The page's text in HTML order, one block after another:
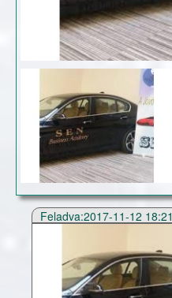
Feladva:2017-11-12 18:21